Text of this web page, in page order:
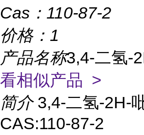
Cas： 110-87-2
价格： 1
产品名称3,4-二氢-
看相似产品 >
简介 3,4-二氢-2H-
CAS:110-87-2